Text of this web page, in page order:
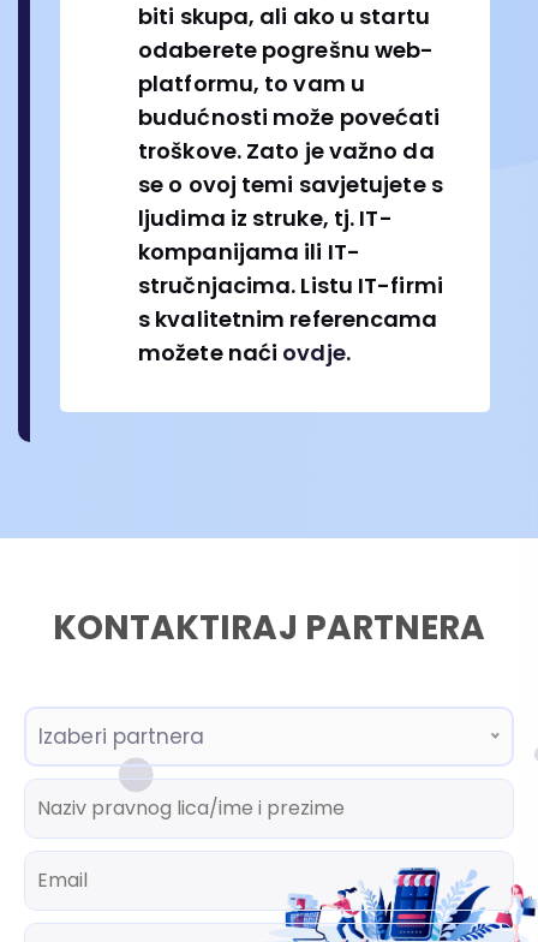
biti skupa, ali ako u startu
odaberete pogrešnu web-
platformu, to vam u
budućnosti može povećati
troškove. Zato je važno da
se o ovoj temi savjetujete s
ljudima iz struke, tj. IT-
kompanijama ili IT-
stručnjacima. Listu IT-firmi
s kvalitetnim referencama
možete naći ovdje.
KONTAKTIRAJ PARTNERA
Izaberi partnera